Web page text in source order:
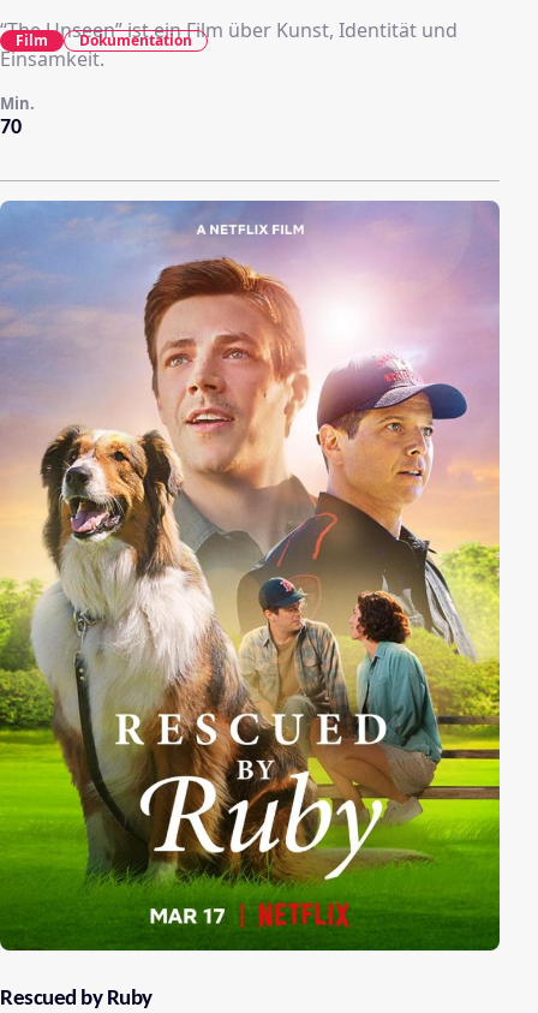
“The Unseen” ist ein Film über Kunst, Identität und
Einsamkeit.
70
Min.
Film Dokumentation
Rescued by Ruby